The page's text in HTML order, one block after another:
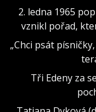
2. ledna 1965
vznikl pořad,
„Chci psát
Tři Edeny za